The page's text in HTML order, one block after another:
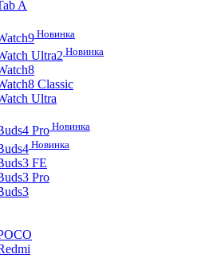
A
Новинка
Ultra2 Новинка
Classic
Ultra
Pro Новинка
Новинка
FE
Pro